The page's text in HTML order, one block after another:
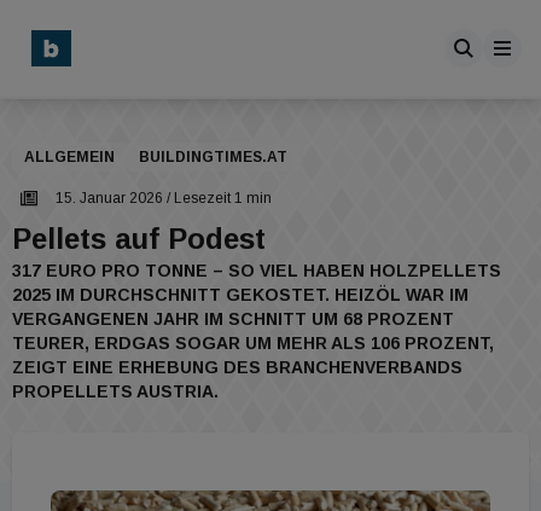
ALLGEMEIN BUILDINGTIMES.AT
15. Januar 2026 / Lesezeit 1 min
Pellets auf Podest
317 EURO PRO TONNE – SO VIEL HABEN HOLZPELLETS
2025 IM DURCHSCHNITT GEKOSTET. HEIZÖL WAR IM
VERGANGENEN JAHR IM SCHNITT UM 68 PROZENT
TEURER, ERDGAS SOGAR UM MEHR ALS 106 PROZENT,
ZEIGT EINE ERHEBUNG DES BRANCHENVERBANDS
PROPELLETS AUSTRIA.